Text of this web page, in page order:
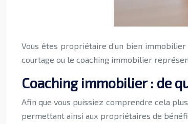
Vous êtes propriétaire d’un bien immobilier ? Vous désirez le vendre et réussir votre vente de manière satisfaisante ? Découvrez les raisons pour lesquelles opter pour le
courtage ou le coaching immobilier
Coaching immobilier : de
Afin que vous puissiez comprendre cela
permettant ainsi aux propriétaires de